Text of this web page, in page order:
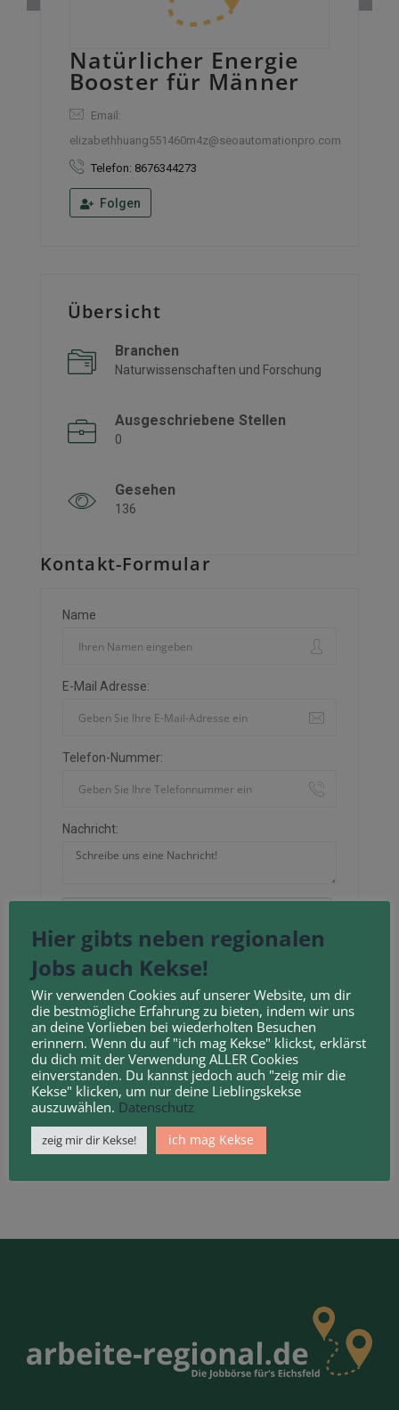
Natürlicher Energie
Booster für Männer
Email:
elizabethhuang551460m4z@seoautomationpro.com
Telefon: 8676344273
Folgen
Übersicht
Branchen
Naturwissenschaften und Forschung
Ausgeschriebene Stellen
0
Gesehen
136
Kontakt-Formular
Name
E-Mail Adresse:
Telefon-Nummer:
Nachricht:
Neu laden
Durch Anklicken des Kontrollkästchens erklären
Sie sich mit unserenGeschäftsbedingungenund
Datenschutzbestimmungen einverstanden.
Hier gibts neben regionalen
Jobs auch Kekse!
Wir verwenden Cookies auf unserer Website, um dir
die bestmögliche Erfahrung zu bieten, indem wir uns
an deine Vorlieben bei wiederholten Besuchen
erinnern. Wenn du auf "ich mag Kekse" klickst, erklärst
du dich mit der Verwendung ALLER Cookies
einverstanden. Du kannst jedoch auch "zeig mir die
Kekse" klicken, um nur deine Lieblingskekse
auszuwählen. Datenschutz
zeig mir dir Kekse! ich mag Kekse